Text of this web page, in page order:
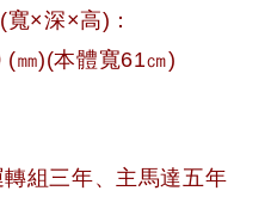
×深×高)：
㎜)(本體寬61㎝)
組三年、主馬達五年